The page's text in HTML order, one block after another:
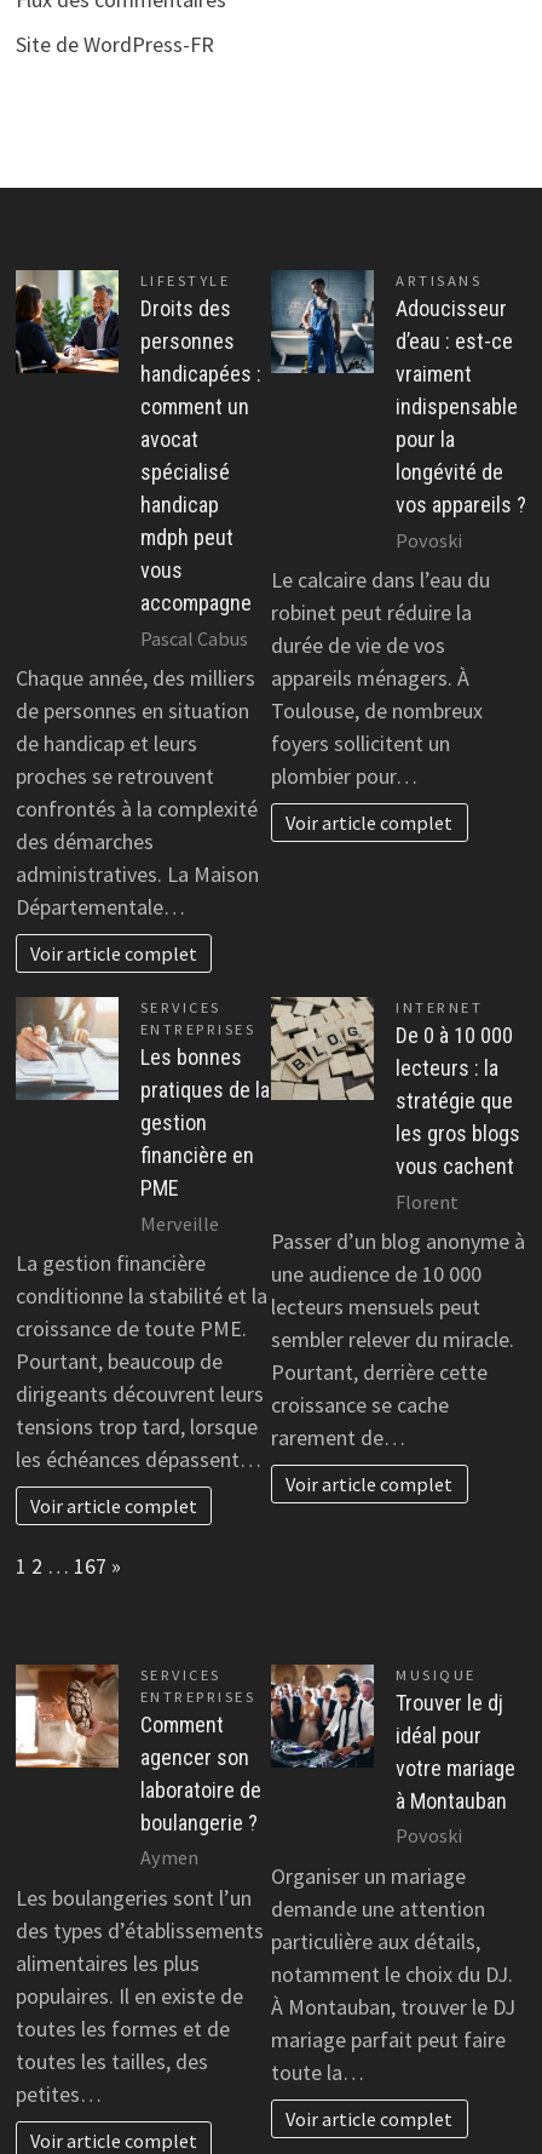
Site de WordPress-FR
LIFESTYLE
Droits des
personnes
handicapées :
comment un
avocat
spécialisé
handicap
mdph peut
vous
accompagne
Pascal Cabus
Chaque année, des milliers
de personnes en situation
de handicap et leurs
proches se retrouvent
confrontés à la complexité
des démarches
administratives. La Maison
Départementale…
Voir article complet
ARTISANS
Adoucisseur
d’eau : est-ce
vraiment
indispensable
pour la
longévité de
vos appareils ?
Povoski
Le calcaire dans l’eau du
robinet peut réduire la
durée de vie de vos
appareils ménagers. À
Toulouse, de nombreux
foyers sollicitent un
plombier pour…
Voir article complet
SERVICES
ENTREPRISES
Les bonnes
pratiques de la
gestion
financière en
PME
Merveille
La gestion financière
conditionne la stabilité et la
croissance de toute PME.
Pourtant, beaucoup de
dirigeants découvrent leurs
tensions trop tard, lorsque
les échéances dépassent…
Voir article complet
INTERNET
De 0 à 10 000
lecteurs : la
stratégie que
les gros blogs
vous cachent
Florent
Passer d’un blog anonyme à
une audience de 10 000
lecteurs mensuels peut
sembler relever du miracle.
Pourtant, derrière cette
croissance se cache
rarement de…
Voir article complet
Page:
1 2 … 167 Next
»
SERVICES
ENTREPRISES
Comment
agencer son
laboratoire de
boulangerie ?
Aymen
Les boulangeries sont l’un
des types d’établissements
alimentaires les plus
populaires. Il en existe de
toutes les formes et de
toutes les tailles, des
petites…
Voir article complet
MUSIQUE
Trouver le dj
idéal pour
votre mariage
à Montauban
Povoski
Organiser un mariage
demande une attention
particulière aux détails,
notamment le choix du DJ.
À Montauban, trouver le DJ
mariage parfait peut faire
toute la…
Voir article complet